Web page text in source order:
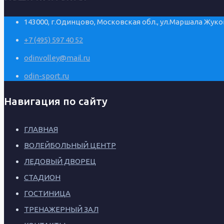
143000, г.Одинцово, Московская обл., ул.Маршала
+7 (495) 597 40 52
odinvolley@mail.ru
odin-sport.ru
Навигация по сайту
ГЛАВНАЯ
ВОЛЕЙБОЛЬНЫЙ ЦЕНТР
ЛЕДОВЫЙ ДВОРЕЦ
СТАДИОН
ГОСТИНИЦА
ТРЕНАЖЕРНЫЙ ЗАЛ